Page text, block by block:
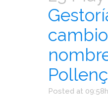
Posted at 09:58h